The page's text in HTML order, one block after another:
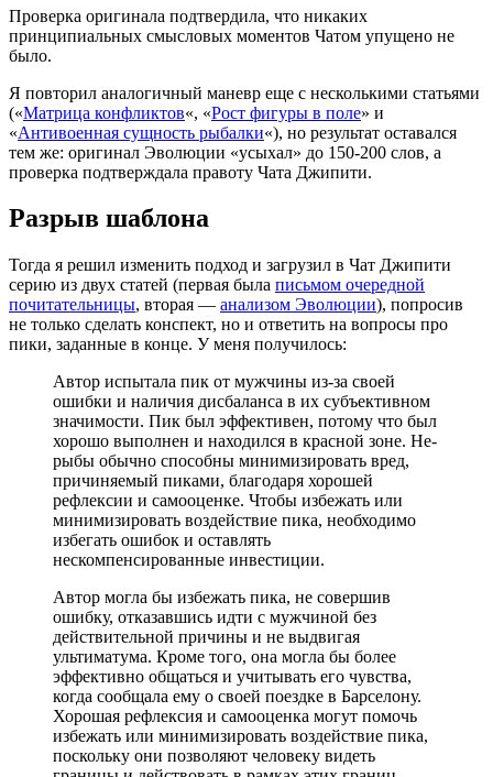
Проверка оригинала подтвердила, что никаких
принципиальных смысловых моментов Чатом упущено не
было.
Я повторил аналогичный маневр еще с несколькими статьями
(«Матрица конфликтов«, «Рост фигуры в поле» и
«Антивоенная сущность рыбалки«), но результат оставался
тем же: оригинал Эволюции «усыхал» до 150-200 слов, а
проверка подтверждала правоту Чата Джипити.
Разрыв шаблона
Тогда я решил изменить подход и загрузил в Чат Джипити
серию из двух статей (первая была письмом очередной
почитательницы, вторая — анализом Эволюции), попросив
не только сделать конспект, но и ответить на вопросы про
пики, заданные в конце. У меня получилось:
Автор испытала пик от мужчины из-за своей
ошибки и наличия дисбаланса в их субъективном
значимости. Пик был эффективен, потому что был
хорошо выполнен и находился в красной зоне. Не-
рыбы обычно способны минимизировать вред,
причиняемый пиками, благодаря хорошей
рефлексии и самооценке. Чтобы избежать или
минимизировать воздействие пика, необходимо
избегать ошибок и оставлять
нескомпенсированные инвестиции.
Автор могла бы избежать пика, не совершив
ошибку, отказавшись идти с мужчиной без
действительной причины и не выдвигая
ультиматума. Кроме того, она могла бы более
эффективно общаться и учитывать его чувства,
когда сообщала ему о своей поездке в Барселону.
Хорошая рефлексия и самооценка могут помочь
избежать или минимизировать воздействие пика,
поскольку они позволяют человеку видеть